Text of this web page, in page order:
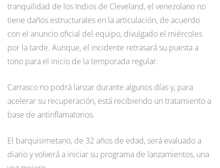
tranquilidad de los Indios de Cleveland, el venezolano no
tiene daños estructurales en la articulación, de acuerdo
con el anuncio oficial del equipo, divulgado el miércoles
por la tarde. Aunque, el incidente retrasará su puesta a
tono para el inicio de la temporada regular.
Carrasco no podrá lanzar durante algunos días y, para
acelerar su recuperación, está recibiendo un tratamiento a
base de antinflamatorios.
El barquisimetano, de 32 años de edad, será evaluado a
diario y volverá a iniciar su programa de lanzamientos, una